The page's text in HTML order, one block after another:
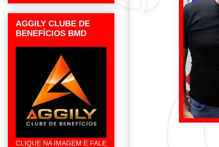
AGGILY CLUBE DE
BENEFÍCIOS BMD
CLIQUE NA IMAGEM E FALE